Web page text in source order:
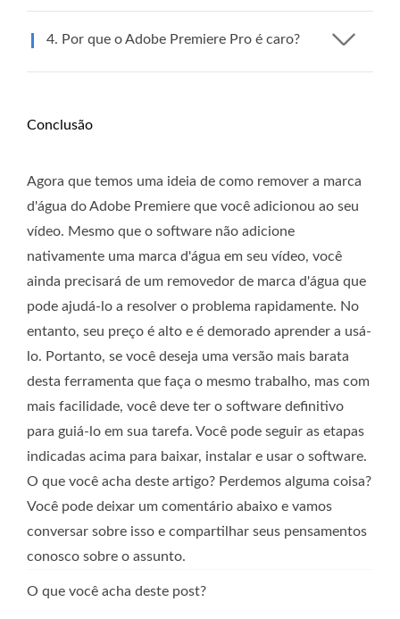
4. Por que o Adobe Premiere Pro é caro?
Conclusão
Agora que temos uma ideia de como remover a marca
d'água do Adobe Premiere que você adicionou ao seu
vídeo. Mesmo que o software não adicione
nativamente uma marca d'água em seu vídeo, você
ainda precisará de um removedor de marca d'água que
pode ajudá-lo a resolver o problema rapidamente. No
entanto, seu preço é alto e é demorado aprender a usá-
lo. Portanto, se você deseja uma versão mais barata
desta ferramenta que faça o mesmo trabalho, mas com
mais facilidade, você deve ter o software definitivo
para guiá-lo em sua tarefa. Você pode seguir as etapas
indicadas acima para baixar, instalar e usar o software.
O que você acha deste artigo? Perdemos alguma coisa?
Você pode deixar um comentário abaixo e vamos
conversar sobre isso e compartilhar seus pensamentos
conosco sobre o assunto.
O que você acha deste post?